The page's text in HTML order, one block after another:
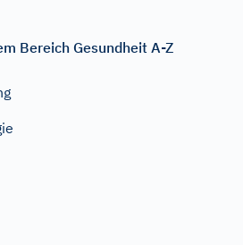
Bereich Gesundheit A-Z